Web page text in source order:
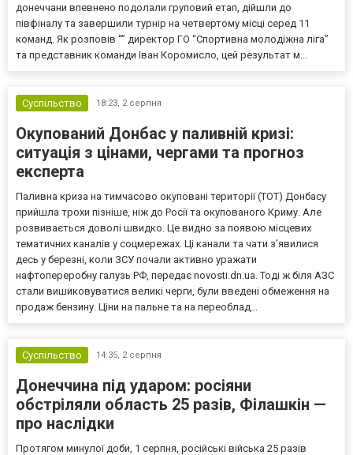
донеччани впевнено подолали груповий етап, дійшли до
півфіналу та завершили турнір на четвертому місці серед 11
команд. Як розповів “” директор ГО “Спортивна молодіжна ліга”
та представник команди Іван Коромисло, цей результат м...
Суспільство 18:23, 2 серпня
Окупований Донбас у паливній кризі:
ситуація з цінами, чергами та прогноз
експерта
Паливна криза на тимчасово окуповані території (ТОТ) Донбасу
прийшла трохи пізніше, ніж до Росії та окупованого Криму. Але
розвивається доволі швидко. Це видно за появою місцевих
тематичних каналів у соцмережах. Ці канали та чати з’явилися
десь у березні, коли ЗСУ почали активно уражати
нафтопереробну галузь РФ, передає novosti.dn.ua. Тоді ж біля АЗС
стали вишиковуватися великі черги, були введені обмеження на
продаж бензину. Ціни на пальне та на переоблад...
Суспільство 14:35, 2 серпня
Донеччина під ударом: росіяни
обстріляли область 25 разів, Філашкін —
про наслідки
Протягом минулої доби, 1 серпня, російські війська 25 разів